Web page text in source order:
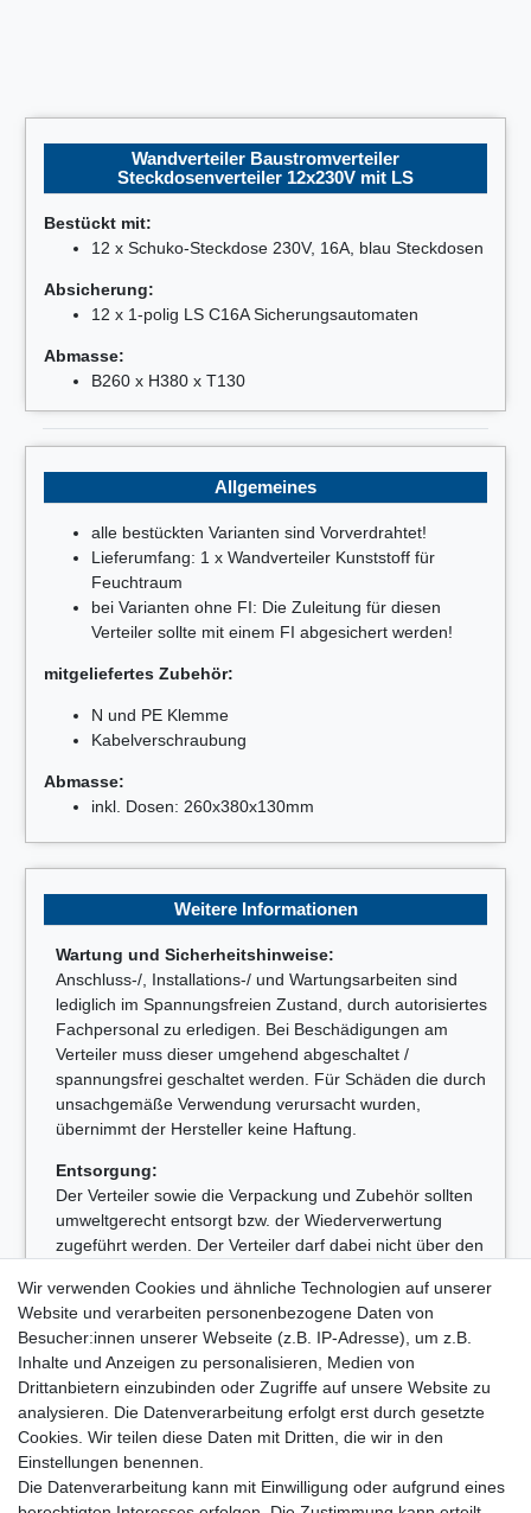
Wandverteiler Baustromverteiler
Steckdosenverteiler 12x230V mit LS
Bestückt mit:
12 x Schuko-Steckdose 230V, 16A, blau Steckdosen
Absicherung:
12 x 1-polig LS C16A Sicherungsautomaten
Abmasse:
B260 x H380 x T130
Allgemeines
alle bestückten Varianten sind Vorverdrahtet!
Lieferumfang: 1 x Wandverteiler Kunststoff für
Feuchtraum
bei Varianten ohne FI: Die Zuleitung für diesen
Verteiler sollte mit einem FI abgesichert werden!
mitgeliefertes Zubehör:
N und PE Klemme
Kabelverschraubung
Abmasse:
inkl. Dosen: 260x380x130mm
Weitere Informationen
Wartung und Sicherheitshinweise:
Anschluss-/, Installations-/ und Wartungsarbeiten sind
lediglich im Spannungsfreien Zustand, durch autorisiertes
Fachpersonal zu erledigen. Bei Beschädigungen am
Verteiler muss dieser umgehend abgeschaltet /
spannungsfrei geschaltet werden. Für Schäden die durch
unsachgemäße Verwendung verursacht wurden,
übernimmt der Hersteller keine Haftung.
Entsorgung:
Der Verteiler sowie die Verpackung und Zubehör sollten
umweltgerecht entsorgt bzw. der Wiederverwertung
zugeführt werden. Der Verteiler darf dabei nicht über den
WEEE-Reg.-Nr. DE31386385
Lieferzeit etwa 1 bis 3 Werktage
Kostenloser Versand ab 199 EURO Warenwert
Wir verwenden Cookies und ähnliche Technologien auf unserer
Website und verarbeiten personenbezogene Daten von
Besucher:innen unserer Webseite (z.B. IP-Adresse), um z.B.
Inhalte und Anzeigen zu personalisieren, Medien von
Drittanbietern einzubinden oder Zugriffe auf unsere Website zu
analysieren. Die Datenverarbeitung erfolgt erst durch gesetzte
Cookies. Wir teilen diese Daten mit Dritten, die wir in den
Einstellungen benennen.
Die Datenverarbeitung kann mit Einwilligung oder aufgrund eines